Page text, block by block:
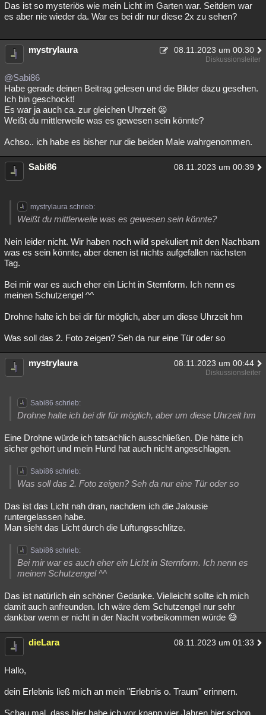
Das ist so mysteriös wie mein Licht im Garten war. Seitdem war
es aber nie wieder da. War es bei dir nur diese 2x zu sehen?
mystrylaura 08.11.2023 um 00:30
Diskussionsleiter
@Sabi86
Habe gerade deinen Beitrag gelesen und die Bilder dazu gesehen.
Ich bin geschockt!
Es war ja auch ca. zur gleichen Uhrzeit 😦
Weißt du mittlerweile was es gewesen sein könnte?
Achso.. ich habe es bisher nur die beiden Male wahrgenommen.
Sabi86 08.11.2023 um 00:39
mystrylaura schrieb:
Weißt du mittlerweile was es gewesen sein könnte?
Nein leider nicht. Wir haben noch wild spekuliert mit den Nachbarn
was es sein könnte, aber denen ist nichts aufgefallen nächsten
Tag.
Bei mir war es auch eher ein Licht in Sternform. Ich nenn es
meinen Schutzengel ^^
Drohne halte ich bei dir für möglich, aber um diese Uhrzeit hm
Was soll das 2. Foto zeigen? Seh da nur eine Tür oder so
mystrylaura 08.11.2023 um 00:44
Diskussionsleiter
Sabi86 schrieb:
Drohne halte ich bei dir für möglich, aber um diese Uhrzeit hm
Eine Drohne würde ich tatsächlich ausschließen. Die hätte ich
sicher gehört und mein Hund hat auch nicht angeschlagen.
Sabi86 schrieb:
Was soll das 2. Foto zeigen? Seh da nur eine Tür oder so
Das ist das Licht nah dran, nachdem ich die Jalousie
runtergelassen habe.
Man sieht das Licht durch die Lüftungsschlitze.
Sabi86 schrieb:
Bei mir war es auch eher ein Licht in Sternform. Ich nenn es
meinen Schutzengel ^^
Das ist natürlich ein schöner Gedanke. Vielleicht sollte ich mich
damit auch anfreunden. Ich wäre dem Schutzengel nur sehr
dankbar wenn er nicht in der Nacht vorbeikommen würde 😅
dieLara 08.11.2023 um 01:33
Hallo,
dein Erlebnis ließ mich an mein "Erlebnis o. Traum" erinnern.
Schau mal, dass hier habe ich vor knapp vier Jahren hier schon